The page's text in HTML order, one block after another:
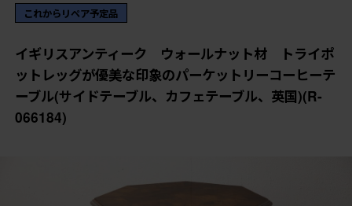
グが優美な印象のパーケットリーコーヒーテーブル(サイ
ドテーブル、カフェテーブル、英国)(R-066184)
ラフジュ工房 > テーブル
スアンティーク ウォールナット材 トライポットレッ
グが優美な印象のパーケットリーコーヒーテーブル(サイ
ドテーブル、カフェテーブル、英国)(R-066184)
これからリペア予定品
イギリスアンティーク ウォールナット材 トライポ
ットレッグが優美な印象のパーケットリーコーヒーテ
ーブル(サイドテーブル、カフェテーブル、英国)(R-
066184)